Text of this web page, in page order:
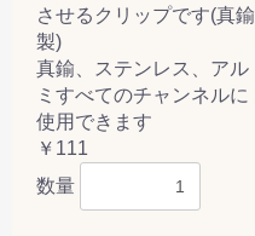
させるクリップです(真鍮
製)
真鍮、ステンレス、アル
ミすべてのチャンネルに
使用できます
￥111
数量